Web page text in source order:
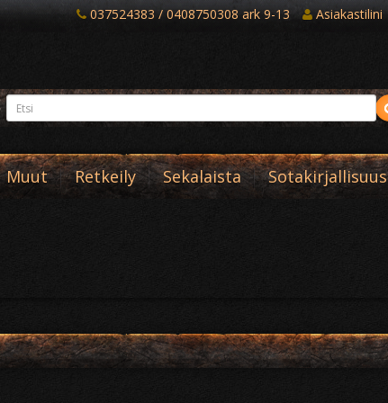
037524383 / 0408750308 ark 9-13 Asiakastilini
Muut Retkeily Sekalaista Sotakirjallisuus